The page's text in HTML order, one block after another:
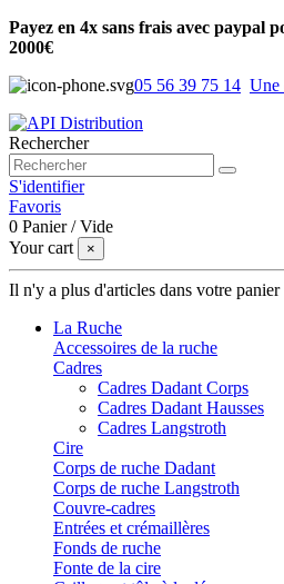
Payez en 4x sans frais avec paypal
2000€
05 56 39 75 14 Une
Rechercher
S'identifier
Favoris
0 Panier /Vide
Your cart
×
Il n'y a plus d'articles dans votre panier
La Ruche
Accessoires de la ruche
Cadres
Cadres Dadant Corps
Cadres Dadant Hausses
Cadres Langstroth
Cire
Corps de ruche Dadant
Corps de ruche Langstroth
Couvre-cadres
Entrées et crémaillères
Fonds de ruche
Fonte de la cire